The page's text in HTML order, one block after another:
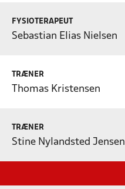
FYSIOTERAPEUT
Sebastian Elias Nielsen
TRÆNER
Thomas Kristensen
TRÆNER
Stine Nylandsted Jensen